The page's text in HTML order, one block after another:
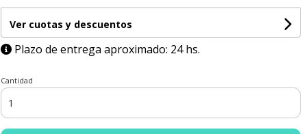
Ver cuotas y descuentos
Plazo de entrega aproximado: 24 hs.
Cantidad